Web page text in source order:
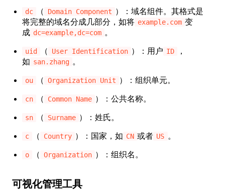
dc （ Domain Component ）：域名组件。其格式是
将完整的域名分成几部分，如将 example.com 变
成 dc=example,dc=com 。
uid （ User Identification ）：用户 ID
，
如 san.zhang 。
ou （ Organization Unit ）：组织单元。
cn （ Common Name ）：公共名称。
sn （ Surname ）：姓氏。
c （ Country ）：国家，如 CN 或者 US 。
o （ Organization ）：组织名。
可视化管理工具